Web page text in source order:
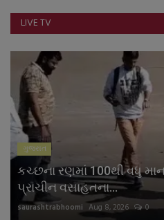
LIVE TV
ગુજરાત
કચ્છના રણમાં 100થી વધુ
પ્રાચીન વસાહતના...
saurashtrabhoomi Aug 8, 2026 0